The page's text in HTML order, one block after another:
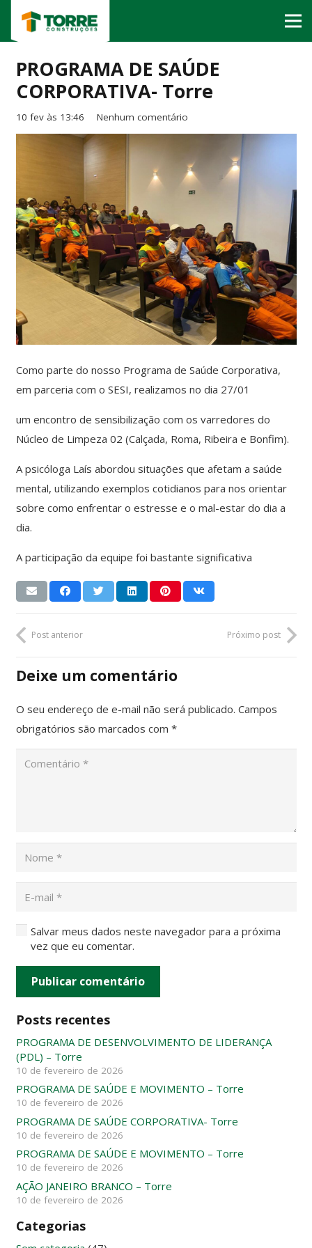
PROGRAMA DE SAÚDE
CORPORATIVA- Torre
10 fev às 13:46 Nenhum comentário
Como parte do nosso Programa de Saúde Corporativa,
em parceria com o SESI, realizamos no dia 27/01
um encontro de sensibilização com os varredores do
Núcleo de Limpeza 02 (Calçada, Roma, Ribeira e Bonfim).
A psicóloga Laís abordou situações que afetam a saúde
mental, utilizando exemplos cotidianos para nos orientar
sobre como enfrentar o estresse e o mal-estar do dia a
dia.
A participação da equipe foi bastante significativa
Post anterior Próximo post
Deixe um comentário
O seu endereço de e-mail não será publicado. Campos
obrigatórios são marcados com *
Salvar meus dados neste navegador para a próxima
vez que eu comentar.
Publicar comentário
Posts recentes
PROGRAMA DE DESENVOLVIMENTO DE LIDERANÇA
(PDL) – Torre
10 de fevereiro de 2026
PROGRAMA DE SAÚDE E MOVIMENTO – Torre
10 de fevereiro de 2026
PROGRAMA DE SAÚDE CORPORATIVA- Torre
10 de fevereiro de 2026
PROGRAMA DE SAÚDE E MOVIMENTO – Torre
10 de fevereiro de 2026
AÇÃO JANEIRO BRANCO – Torre
10 de fevereiro de 2026
Categorias